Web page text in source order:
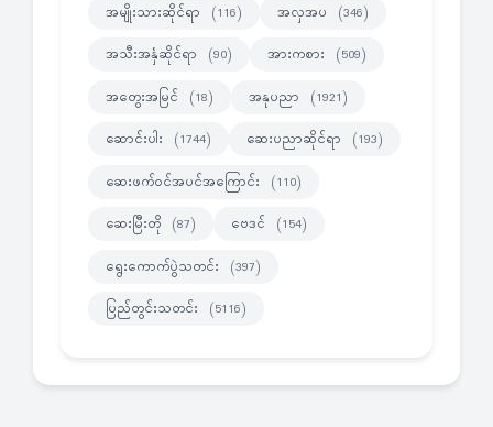
အမျိုးသားဆိုင်ရာ (116) အလှအပ (346)
အသီးအနှံဆိုင်ရာ (90) အားကစား (509)
အတွေးအမြင် (18) အနုပညာ (1921)
ဆောင်းပါး (1744) ဆေးပညာဆိုင်ရာ (193)
ဆေးဖက်ဝင်အပင်အကြောင်း (110)
ဆေးမြီးတို (87) ဗေဒင် (154)
ရွေးကောက်ပွဲသတင်း (397)
ပြည်တွင်းသတင်း (5116)